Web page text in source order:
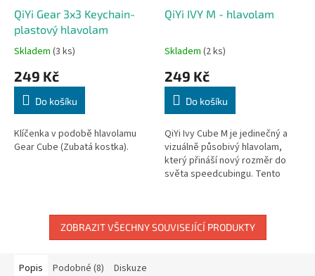
QiYi Gear 3x3 Keychain-
plastový hlavolam
Skladem (3 ks)
249 Kč
Do košíku
Klíčenka v podobě hlavolamu
Gear Cube (Zubatá kostka).
QiYi IVY M - hlavolam
Skladem (2 ks)
249 Kč
Do košíku
QiYi Ivy Cube M je jedinečný a
vizuálně působivý hlavolam,
který přináší nový rozměr do
světa speedcubingu. Tento
jehož...
ZOBRAZIT VŠECHNY SOUVISEJÍCÍ PRODUKTY
Popis Podobné (8) Diskuze